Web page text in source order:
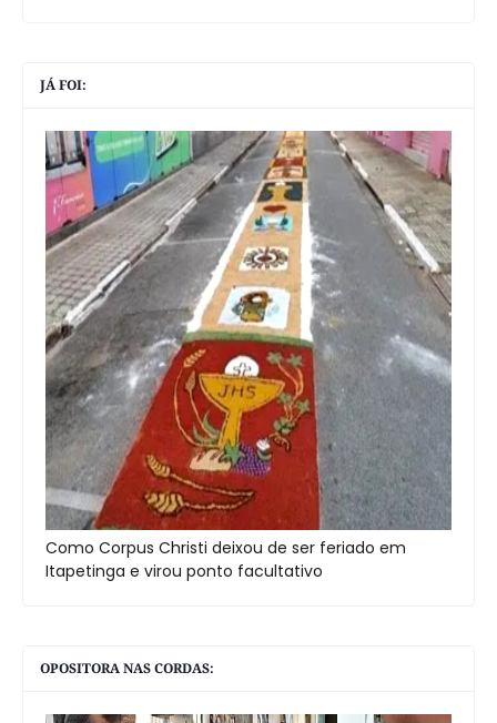
JÁ FOI:
Como Corpus Christi deixou de ser feriado em
Itapetinga e virou ponto facultativo
OPOSITORA NAS CORDAS: